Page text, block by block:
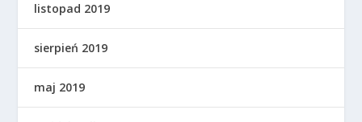
listopad 2019
sierpień 2019
maj 2019